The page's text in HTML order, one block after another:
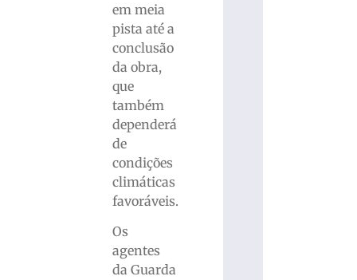
em meia
pista até a
conclusão
da obra,
que
também
dependerá
de
condições
climáticas
favoráveis.
Os
agentes
da Guarda